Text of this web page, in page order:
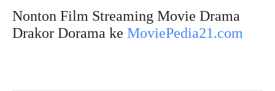
Nonton Film Streaming Movie Drama
Drakor Dorama ke MoviePedia21.com